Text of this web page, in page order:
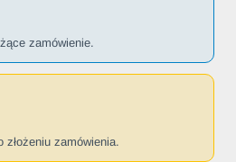
zamówienie.
złożeniu zamówienia.